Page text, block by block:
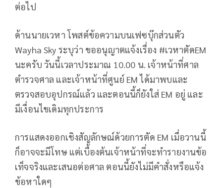
ต่อไป
ด้านนายเวหา โพสต์ข้อความบนเฟซบุ๊กส่วนตัว
Wayha Sky ระบุว่า ขออนุญาตแจ้งเรื่อง #เวหาตัดEM
นะครับ วันนี้เวลาประมาณ 10.00 น. เจ้าหน้าที่ศาล
ตำรวจศาล และเจ้าหน้าที่ศูนย์ EM ได้มาพบและ
ตรวจสอบอุปกรณ์แล้ว และตอนนี้ก็ยังใส่ EM อยู่ และ
มีเงื่อนไขเดิมทุกประการ
การแสดงออกเชิงสัญลักษณ์ด้วยการตัด EM เมื่อวานนี้
ก็อาจจะมีโทษ แต่เบื้องต้นเจ้าหน้าที่จะทำรายงานข้อ
เท็จจริงและเสนอต่อศาล ตอนนี้ยังไม่มีคำสั่งหรือแจ้ง
ข้อหาใดๆ